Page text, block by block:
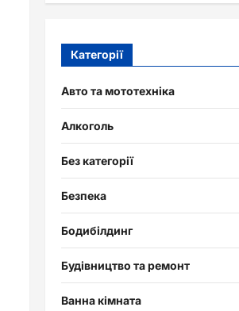
Категорії
Авто та мототехніка
Алкоголь
Без категорії
Безпека
Бодибілдинг
Будівництво та ремонт
Ванна кімната